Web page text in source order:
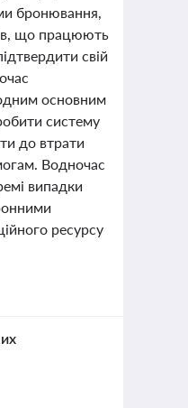
бронювання,
що працюють
свій
основним
систему
до втрати
Водночас
випадки
ресурсу